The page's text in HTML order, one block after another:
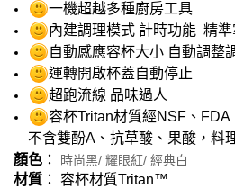
一機超越多種廚房工具
內建調理模式 計時功能 精
自動感應容杯大小 自動調整
運轉開啟杯蓋自動停止
超跑流線 品味過人
容杯Tritan材質經NSF、FDA
不含雙酚A、抗草酸、果酸，料
顏色 ： 時尚黑/ 耀眼紅/ 經典白
材質 ： 容杯材質Tritan™